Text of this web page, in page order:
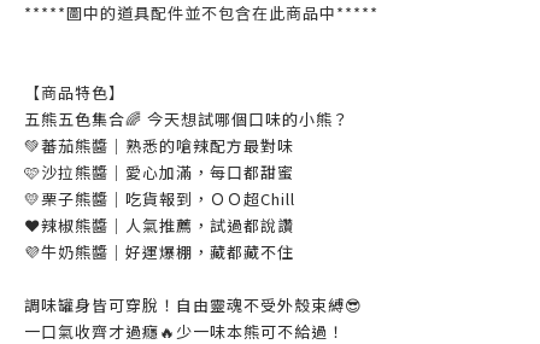
*****圖中的道具配件並不包含在此商品中*****
【商品特色】
五熊五色集合🌈 今天想試哪個口味的小熊？
💚蕃茄熊醬｜熟悉的嗆辣配方最對味
🩷沙拉熊醬｜愛心加滿，每口都甜蜜
💛栗子熊醬｜吃貨報到，ＯＯ超Chill
❤️辣椒熊醬｜人氣推薦，試過都說讚
💜牛奶熊醬｜好運爆棚，藏都藏不住
調味罐身皆可穿脫！自由靈魂不受外殼束縛😎
一口氣收齊才過癮🔥少一味本熊可不給過！